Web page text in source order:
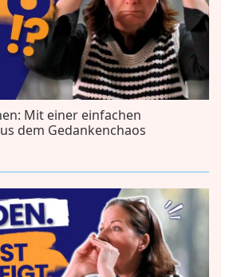
Mit einer einfachen
dem Gedankenchaos